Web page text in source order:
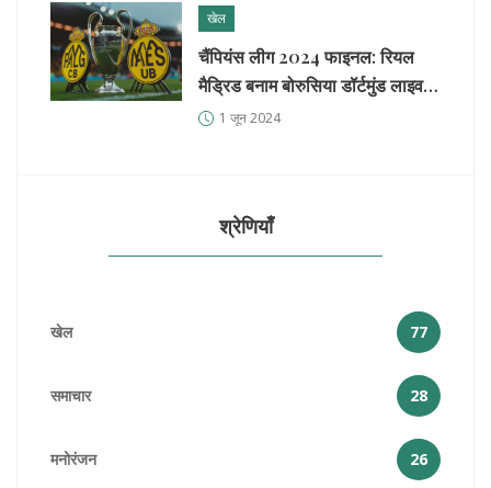
खेल
चैंपियंस लीग 2024 फाइनल: रियल
मैड्रिड बनाम बोरुसिया डॉर्टमुंड लाइव
मैच का समय, लाइव स्ट्रीमिंग और
1 जून 2024
श्रेणियाँ
खेल 77
समाचार 28
मनोरंजन 26